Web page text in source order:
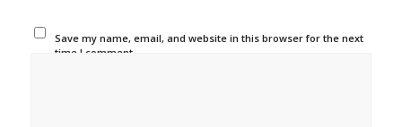
Save my name, email, and website in this browser for the next
time I comment.